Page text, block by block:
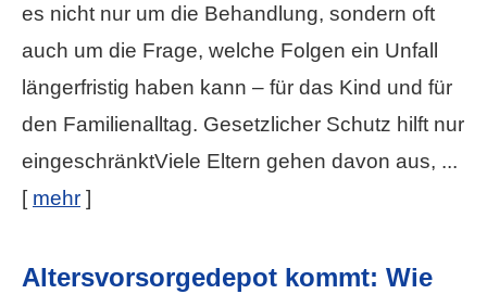
es nicht nur um die Behandlung, sondern oft
auch um die Frage, welche Folgen ein Unfall
längerfristig haben kann – für das Kind und für
den Familienalltag. Gesetzlicher Schutz hilft nur
eingeschränktViele Eltern gehen davon aus, ...
[ mehr ]
Alters­vorsorge­depot kommt: Wie